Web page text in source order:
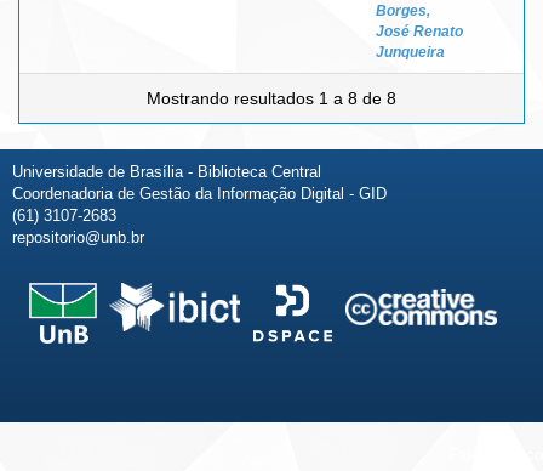
Borges,
José Renato
Junqueira
Mostrando resultados 1 a 8 de 8
Universidade de Brasília - Biblioteca Central
Coordenadoria de Gestão da Informação Digital - GID
(61) 3107-2683
repositorio@unb.br